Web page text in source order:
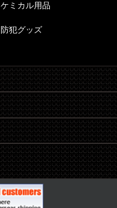
ケミカル用品
防犯グッズ